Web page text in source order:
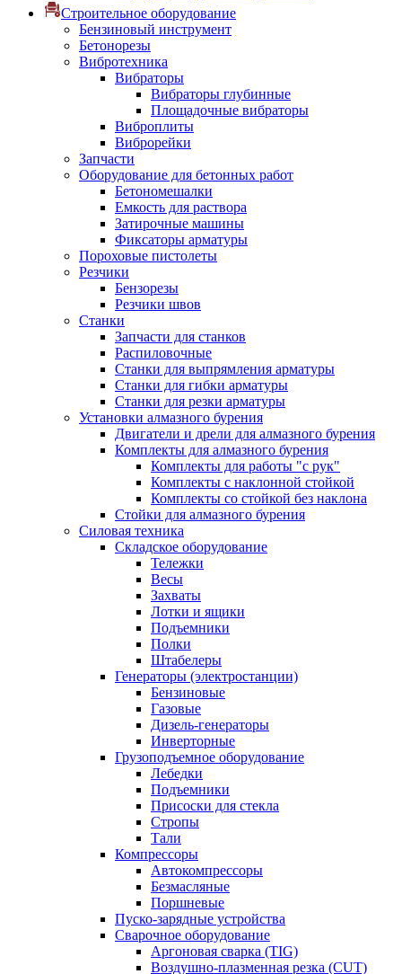
Строительное оборудование
Бензиновый инструмент
Бетонорезы
Вибротехника
Вибраторы
Вибраторы глубинные
Площадочные вибраторы
Виброплиты
Виброрейки
Запчасти
Оборудование для бетонных работ
Бетономешалки
Емкость для раствора
Затирочные машины
Фиксаторы арматуры
Пороховые пистолеты
Резчики
Бензорезы
Резчики швов
Станки
Запчасти для станков
Распиловочные
Станки для выпрямления арматуры
Станки для гибки арматуры
Станки для резки арматуры
Установки алмазного бурения
Двигатели и дрели для алмазного бурения
Комплекты для алмазного бурения
Комплекты для работы "с рук"
Комплекты с наклонной стойкой
Комплекты со стойкой без наклона
Стойки для алмазного бурения
Силовая техника
Складское оборудование
Тележки
Весы
Захваты
Лотки и ящики
Подъемники
Полки
Штабелеры
Генераторы (электростанции)
Бензиновые
Газовые
Дизель-генераторы
Инверторные
Грузоподъемное оборудование
Лебедки
Подъемники
Присоски для стекла
Стропы
Тали
Компрессоры
Автокомпрессоры
Безмасляные
Поршневые
Пуско-зарядные устройства
Сварочное оборудование
Аргоновая сварка (TIG)
Воздушно-плазменная резка (CUT)